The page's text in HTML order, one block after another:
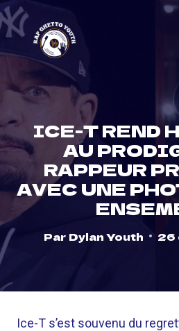
Skip
to
content
ICE-T REND
AU
RAPPEUR
AVEC UNE
Par Dylan Youth 26
Ice-T s’est souvenu du